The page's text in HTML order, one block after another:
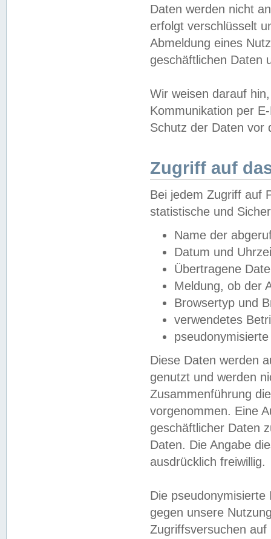
Daten werden nicht
erfolgt verschlüsselt
Abmeldung eines
geschäftlichen Daten
Wir weisen darauf
Kommunikation per
Schutz der Daten vor
Zugriff auf
Bei jedem Zugriff auf
statistische und
Name der
Datum und
Übertragene
Meldung, ob der
Browsertyp und
verwendetes
Diese Daten werden
genutzt und werden
Zusammenführung
vorgenommen. Eine
geschäftlicher Daten
Daten. Die Angabe
ausdrücklich freiwillig.
Die
gegen unsere
Zugriffsversuchen